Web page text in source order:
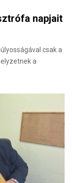
napjait
csak a
a